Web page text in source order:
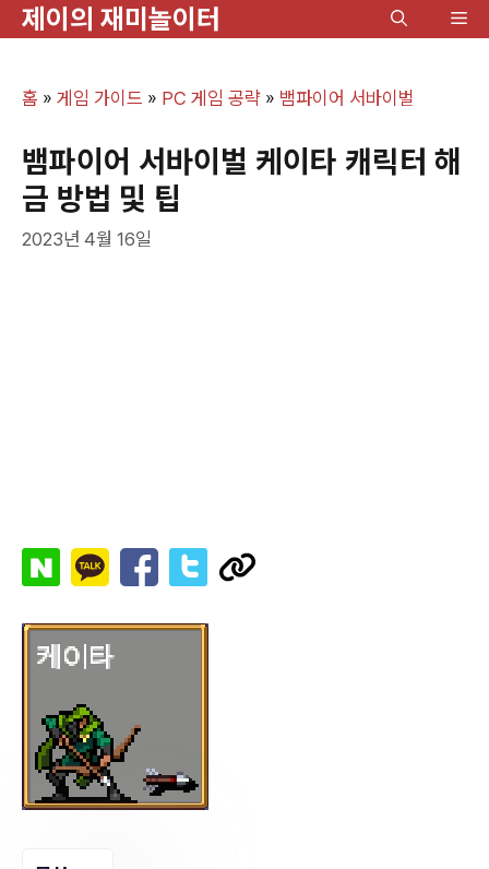
제이의 재미놀이터
메
홈 » 게임 가이드 » PC 게임 공략 » 뱀파이어 서바이벌
뱀파이어 서바이벌 케이타 캐릭터 해
금 방법 및 팁
2023년 4월 16일